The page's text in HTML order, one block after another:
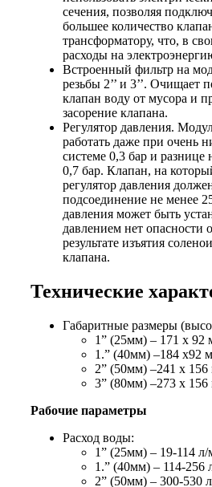
сечения, позволяя
большее количество
трансформатору, что, в
расходы на
Встроенный фильтр на
резьбы 2’’ и 3’’. Очищает
клапан воду от мусора и
засорение клапана.
Регулятор давления.
работать даже при очень
системе 0,3 бар и разнице
0,7 бар. Клапан, на
регулятор давления
подсоединение не менее
давления может быть
давлением нет опасности
результате изъятия
клапана.
Технические
Габаритные размеры
1” (25мм) – 171 х 92
1.” (40мм) –184 х92
2” (50мм) –241 х
3” (80мм) –273 х
Рабочие параметры
Расход воды:
1” (25мм) – 19-114
1.” (40мм) – 114-256
2” (50мм) – 300-530